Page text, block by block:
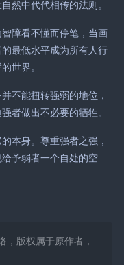
然中代代相传的法则。
障看不懂而停笔，当画
最低水平成为所有人行
世界。
能扭转强弱的地位，
者做出不必要的牺牲。
身。尊重强者之强，
予弱者一个自处的空
，版权属于原作者，